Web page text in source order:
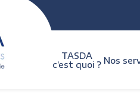
TASDA
c’est quoi ? Nos